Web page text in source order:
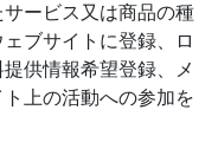
ービス又は商品の種
ブサイトに登録、ロ
供情報希望登録、メ
上の活動への参加を